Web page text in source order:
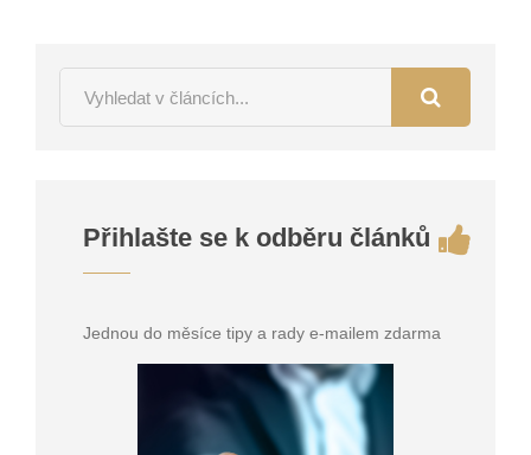
Přihlašte se k odběru článků
Jednou do měsíce tipy a rady e-mailem zdarma